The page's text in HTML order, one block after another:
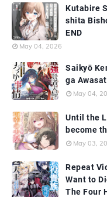
Kutabire
shita
END
May 04, 2026
Saikyō
ga
May 04,
Until the
become
May 03,
Repeat
Want to
The Four